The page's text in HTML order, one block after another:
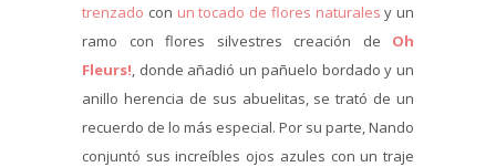
trenzado con un tocado de flores naturales y un
ramo con flores silvestres creación de Oh
Fleurs!, donde añadió un pañuelo bordado y un
anillo herencia de sus abuelitas, se trató de un
recuerdo de lo más especial. Por su parte, Nando
conjuntó sus increíbles ojos azules con un traje